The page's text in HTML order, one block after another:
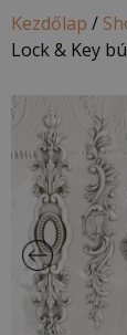
Kezdőlap /
Lock & Key